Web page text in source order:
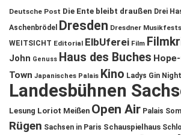
Deutsche Post Die Ente bleibt draußen Drei
Aschenbrödel
Dresden Dresdner
WEITSICHT Editorial ElbUferei Film
John Genuss Haus des Buches
Town Japanisches Palais Kino Ladys Gin Night
Landesbühnen
Lesung Loriot Meißen Open Air Palais
Rügen Sachsen in Paris Schauspielhaus